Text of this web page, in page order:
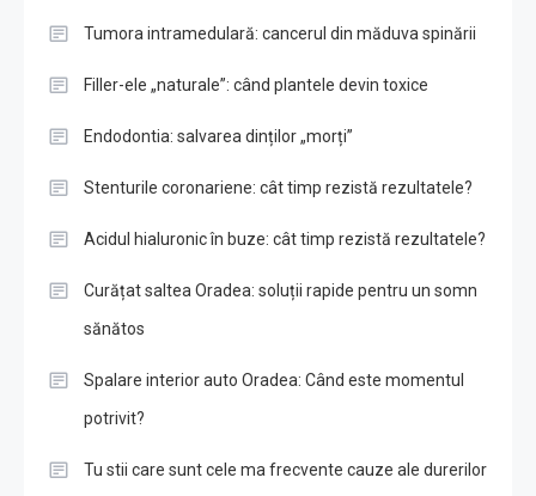
Tumora intramedulară: cancerul din măduva spinării
Filler-ele „naturale”: când plantele devin toxice
Endodontia: salvarea dinților „morți”
Stenturile coronariene: cât timp rezistă rezultatele?
Acidul hialuronic în buze: cât timp rezistă rezultatele?
Curățat saltea Oradea: soluții rapide pentru un somn
sănătos
Spalare interior auto Oradea: Când este momentul
potrivit?
Tu stii care sunt cele ma frecvente cauze ale durerilor